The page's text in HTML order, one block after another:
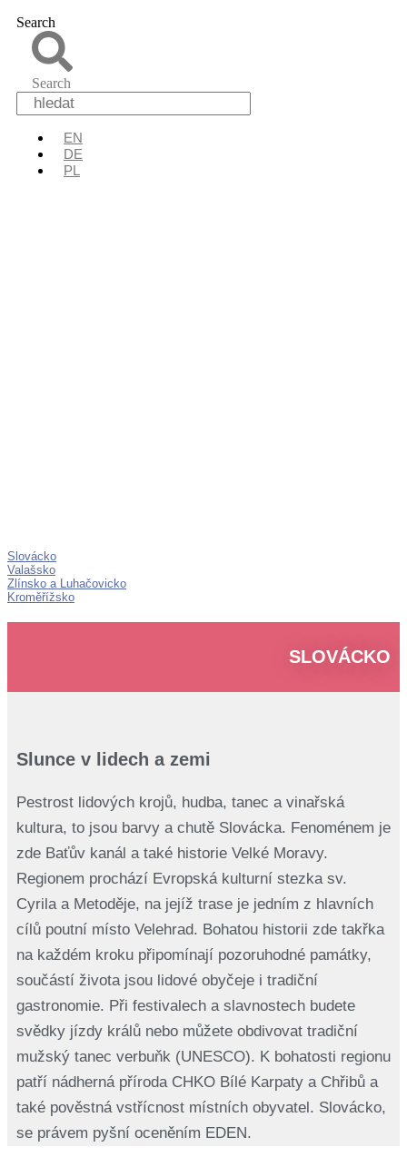
Search
Search
EN
DE
PL
Slovácko
Valašsko
Zlínsko a Luhačovicko
Kroměřížsko
SLOVÁCKO
Slunce v lidech a zemi
Pestrost lidových krojů, hudba, tanec a vinařská
kultura, to jsou barvy a chutě Slovácka. Fenoménem je
zde Baťův kanál a také historie Velké Moravy.
Regionem prochází Evropská kulturní stezka sv.
Cyrila a Metoděje, na jejíž trase je jedním z hlavních
cílů poutní místo Velehrad. Bohatou historii zde takřka
na každém kroku připomínají pozoruhodné památky,
součástí života jsou lidové obyčeje i tradiční
gastronomie. Při festivalech a slavnostech budete
svědky jízdy králů nebo můžete obdivovat tradiční
mužský tanec verbuňk (UNESCO). K bohatosti regionu
patří nádherná příroda CHKO Bílé Karpaty a Chřibů a
také pověstná vstřícnost místních obyvatel. Slovácko,
se právem pyšní oceněním EDEN.